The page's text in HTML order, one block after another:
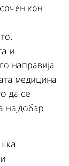
кон
и
направија
медицина
да се
најдобар